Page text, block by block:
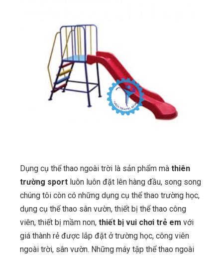
Dụng cụ thể thao ngoài trời là sản phẩm mà thiên
trường sport luôn luôn đặt lên hàng đầu, song song
chúng tôi còn có những dụng cụ thể thao trường học,
dụng cụ thể thao sân vườn, thiết bị thể thao công
viên, thiết bị mầm non, thiết bị vui chơi trẻ em với
giá thành rẻ được lắp đặt ở trường học, công viên
ngoài trời, sân vườn. Những máy tập thể thao ngoài